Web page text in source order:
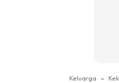
Keluarga »